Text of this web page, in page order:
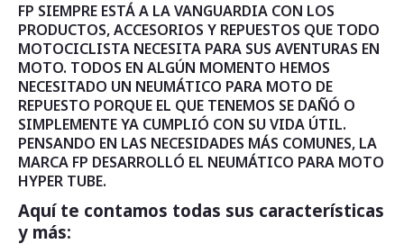
FP SIEMPRE ESTÁ A LA VANGUARDIA CON LOS
PRODUCTOS, ACCESORIOS Y REPUESTOS QUE TODO
MOTOCICLISTA NECESITA PARA SUS AVENTURAS EN
MOTO. TODOS EN ALGÚN MOMENTO HEMOS
NECESITADO UN NEUMÁTICO PARA MOTO DE
REPUESTO PORQUE EL QUE TENEMOS SE DAÑÓ O
SIMPLEMENTE YA CUMPLIÓ CON SU VIDA ÚTIL.
PENSANDO EN LAS NECESIDADES MÁS COMUNES, LA
MARCA FP DESARROLLÓ EL NEUMÁTICO PARA MOTO
HYPER TUBE.
Aquí te contamos todas sus características
y más: